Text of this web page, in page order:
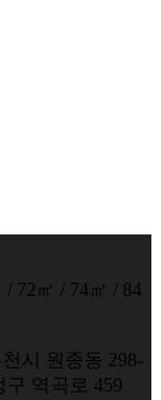
72㎡ / 74㎡ / 84
시 원종동 298-
역곡로 459